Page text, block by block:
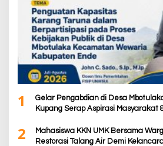
1
Gelar Pengabdian di Desa
Kupang Serap Aspirasi Masyarakat
2
Mahasiswa KKN UMK Bersama
Restorasi Talang Air Demi